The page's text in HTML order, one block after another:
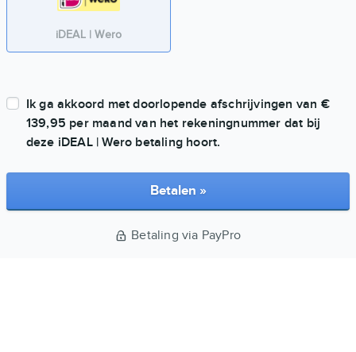
iDEAL | Wero
Ik ga akkoord met doorlopende afschrijvingen van €
139,95 per maand van het rekeningnummer dat bij
deze iDEAL | Wero betaling hoort.
Betalen »
Betaling via PayPro